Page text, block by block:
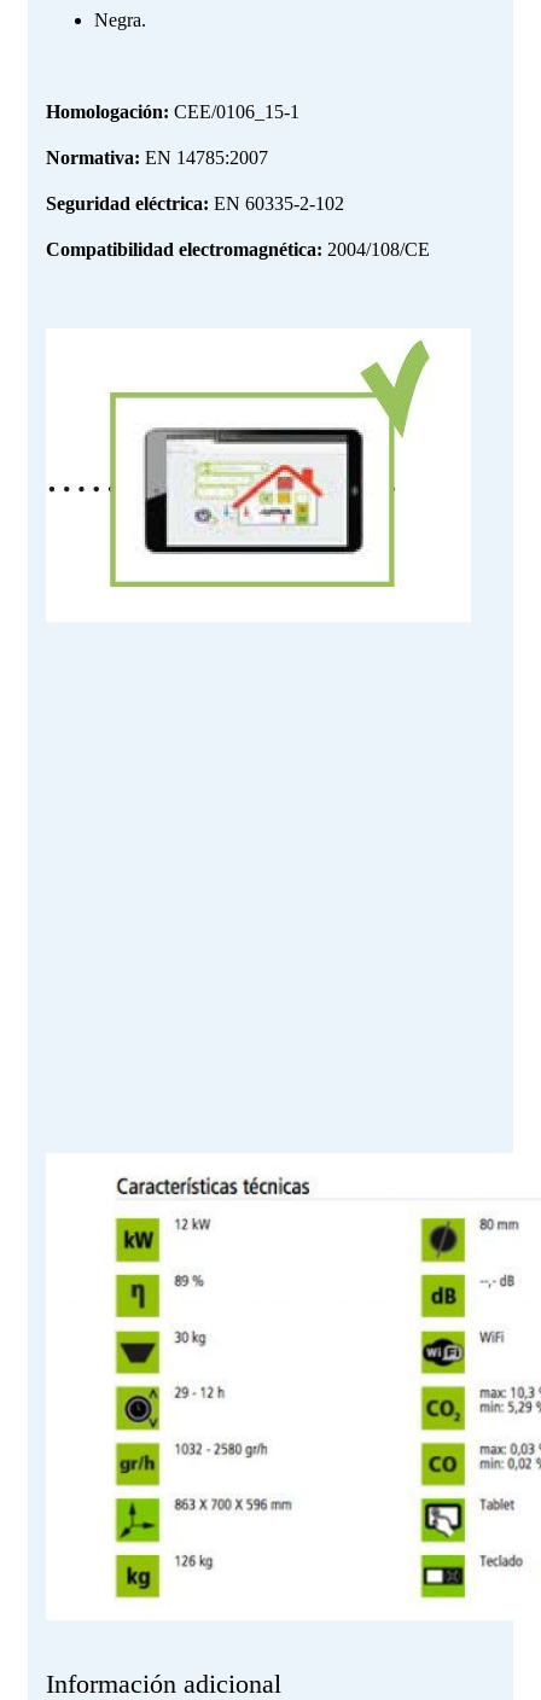
Negra.
Homologación: CEE/0106_15-1
Normativa: EN 14785:2007
Seguridad eléctrica: EN 60335-2-102
Compatibilidad electromagnética: 2004/108/CE
Información adicional